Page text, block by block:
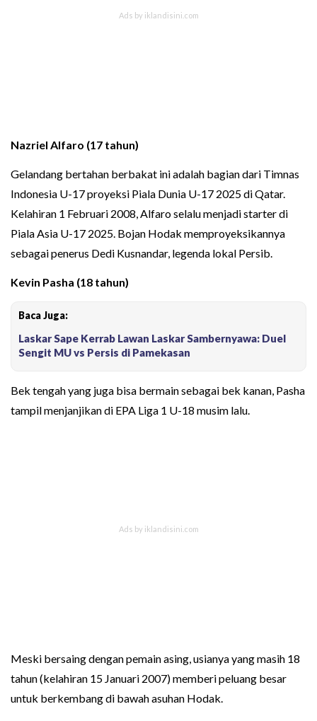
Nazriel Alfaro (17 tahun)
Gelandang bertahan berbakat ini adalah bagian dari Timnas
Indonesia U-17 proyeksi Piala Dunia U-17 2025 di Qatar.
Kelahiran 1 Februari 2008, Alfaro selalu menjadi starter di
Piala Asia U-17 2025. Bojan Hodak memproyeksikannya
sebagai penerus Dedi Kusnandar, legenda lokal Persib.
Kevin Pasha (18 tahun)
Baca Juga:
Laskar Sape Kerrab Lawan Laskar Sambernyawa: Duel
Sengit MU vs Persis di Pamekasan
Bek tengah yang juga bisa bermain sebagai bek kanan, Pasha
tampil menjanjikan di EPA Liga 1 U-18 musim lalu.
Meski bersaing dengan pemain asing, usianya yang masih 18
tahun (kelahiran 15 Januari 2007) memberi peluang besar
untuk berkembang di bawah asuhan Hodak.